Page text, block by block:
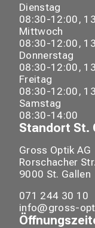
Dienstag
08:30-12:00,
Mittwoch
08:30-12:00,
Donnerstag
08:30-12:00,
Freitag
08:30-12:00,
Samstag
08:30-14:00
Standort St.
Gross Optik AG
Rorschacher Str.
9000 St. Gallen
071 244 30 10
info@gross-